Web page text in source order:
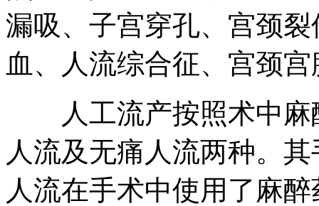
漏吸、子宫穿孔、宫颈
血、人流综合征、宫颈
人工流产按照术中麻
人流及无痛人流两种。
人流在手术中使用了麻